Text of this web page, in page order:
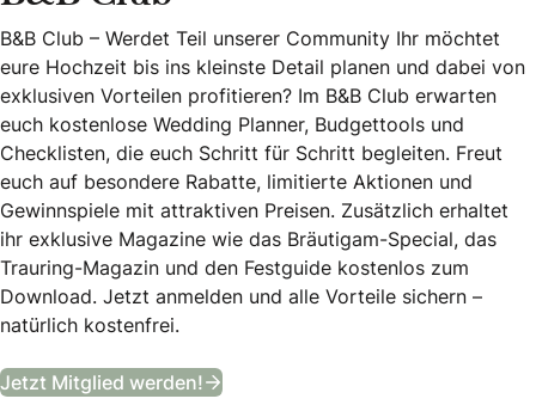
B&B Club – Werdet Teil unserer Community Ihr möchtet
eure Hochzeit bis ins kleinste Detail planen und dabei von
exklusiven Vorteilen profitieren? Im B&B Club erwarten
euch kostenlose Wedding Planner, Budgettools und
Checklisten, die euch Schritt für Schritt begleiten. Freut
euch auf besondere Rabatte, limitierte Aktionen und
Gewinnspiele mit attraktiven Preisen. Zusätzlich erhaltet
ihr exklusive Magazine wie das Bräutigam-Special, das
Trauring-Magazin und den Festguide kostenlos zum
Download. Jetzt anmelden und alle Vorteile sichern –
natürlich kostenfrei.
Jetzt Mitglied werden! B&B Club